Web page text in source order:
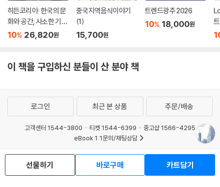
히든코리아: 한국의 문
화와 공간, 사소한 기적
들
10% 26,820원
중국지역음식이야기
(1)
15,700원
트렌드광주 2026
10% 18,000원
트
이 책을 구입하신 분들이 산 분야 책
선물하기 바로구매 카트담기
로그인 최근 본 상품 주문/배송
고객센터 1544-3800 티켓 1544-6399
중고샵 1566-4295
eBook 1:1문의/채팅상담
예스이십사(주) 사업자 정보
이용약관
개인정보처리방침
청소년보호정책
PC버전
회사소개
거래처관계자께